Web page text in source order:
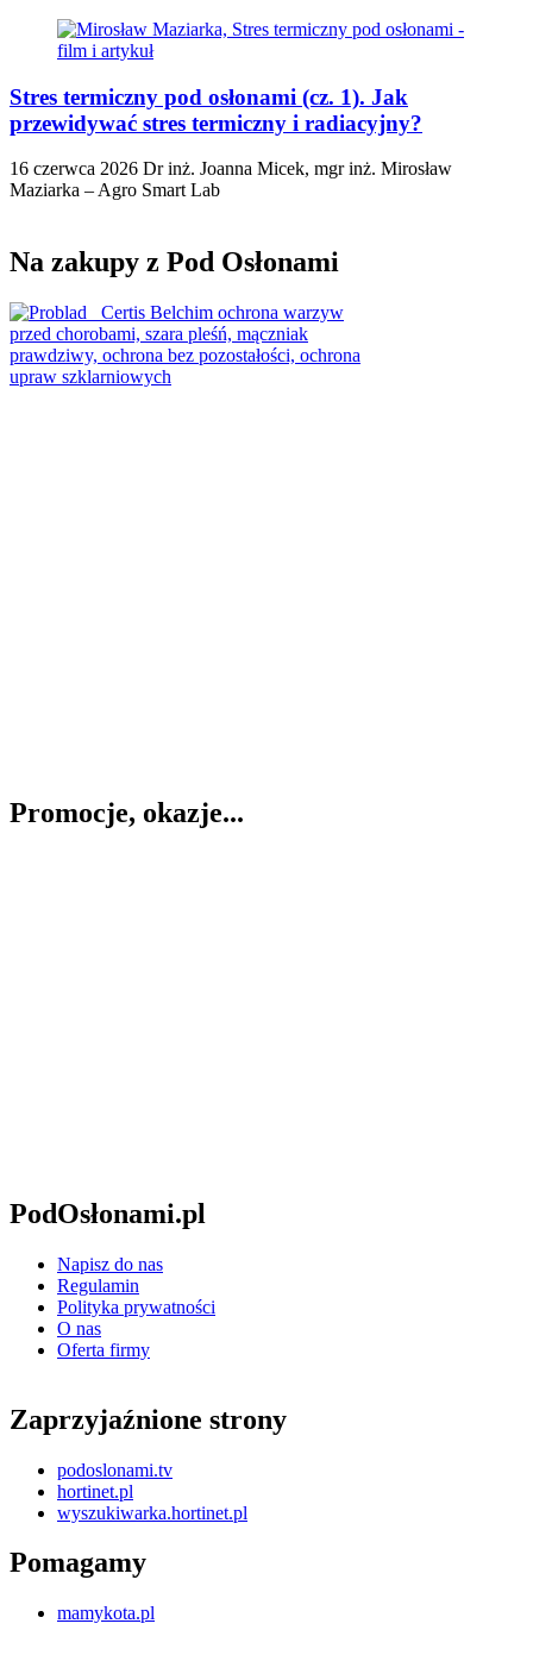
Stres termiczny pod osłonami (cz. 1). Jak
przewidywać stres termiczny i radiacyjny?
16 czerwca 2026 Dr inż. Joanna Micek, mgr inż. Mirosław
Maziarka – Agro Smart Lab
Na zakupy z Pod Osłonami
Promocje, okazje...
PodOsłonami.pl
Napisz do nas
Regulamin
Polityka prywatności
O nas
Oferta firmy
Zaprzyjaźnione strony
podoslonami.tv
hortinet.pl
wyszukiwarka.hortinet.pl
Pomagamy
mamykota.pl